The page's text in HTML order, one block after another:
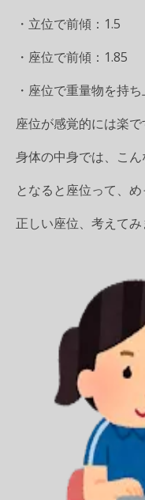
・立位で前傾：1.5
・座位で前傾：1.85
・座位で重量物を持
座位が感覚的には楽
身体の中身では、こ
となると座位って、め
正しい座位、考えてみ